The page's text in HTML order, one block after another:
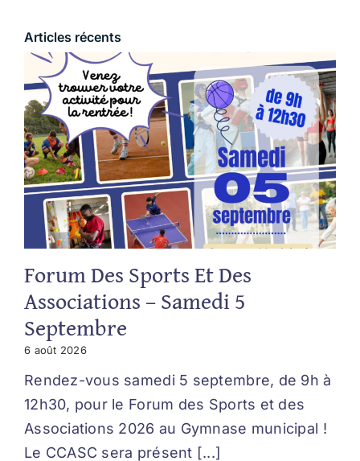
Articles récents
Forum Des Sports Et Des
Associations – Samedi 5
Septembre
6 août 2026
Rendez-vous samedi 5 septembre, de 9h à
12h30, pour le Forum des Sports et des
Associations 2026 au Gymnase municipal !
Le CCASC sera présent [...]